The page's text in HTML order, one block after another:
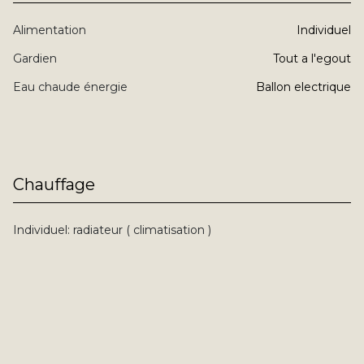
Alimentation
individuel
Gardien
tout a l'egout
Eau chaude énergie
ballon electrique
Chauffage
individuel: radiateur ( climatisation )